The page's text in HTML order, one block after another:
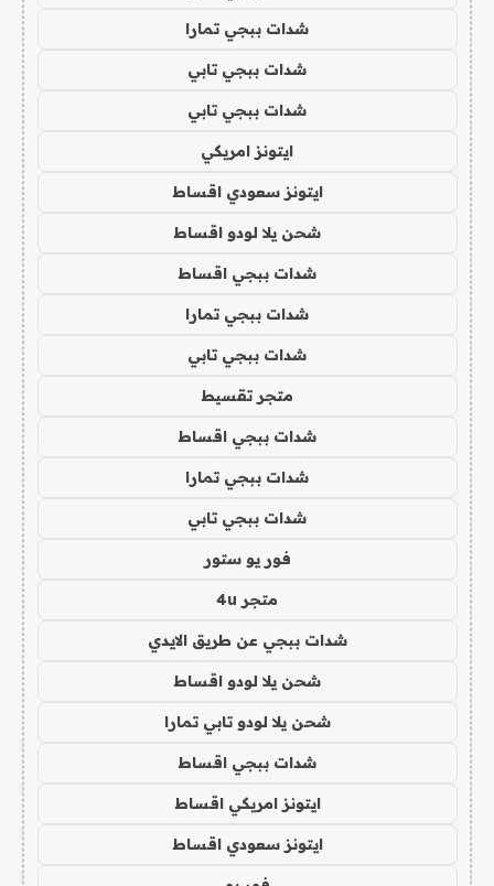
شدات ببجي تمارا
شدات ببجي تابي
شدات ببجي تابي
ايتونز امريكي
ايتونز سعودي اقساط
شحن يلا لودو اقساط
شدات ببجي اقساط
شدات ببجي تمارا
شدات ببجي تابي
متجر تقسيط
شدات ببجي اقساط
شدات ببجي تمارا
شدات ببجي تابي
فور يو ستور
متجر 4u
شدات ببجي عن طريق الايدي
شحن يلا لودو اقساط
شحن يلا لودو تابي تمارا
شدات ببجي اقساط
ايتونز امريكي اقساط
ايتونز سعودي اقساط